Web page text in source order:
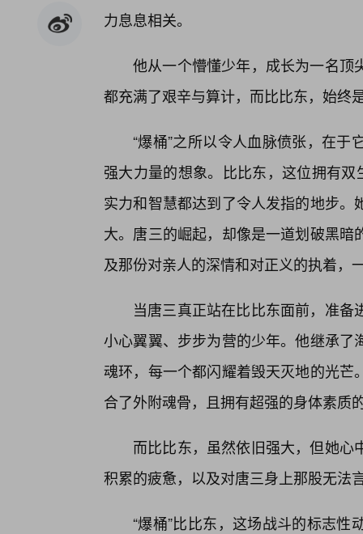
力息息相关。
他从一个懵懂少年，成长为一名顶
都充满了艰辛与算计，而比比东，始终
“爆桶”之所以令人血脉偾张，在
强大力量的想象。比比东，这位拥有
实力和智慧都达到了令人发指的地步
大。唐三的崛起，却像是一道划破黑
及那份对亲人的深情和对正义的执着，
当唐三真正站在比比东面前，准
小心翼翼、步步为营的少年。他继承
魂环，每一个都闪耀着毁天灭地的光
合了外附魂骨，且拥有超强的身体素质
而比比东，虽然依旧强大，但她
积累的疲惫，以及对唐三身上那股无法
“爆桶”比比东，这场战斗的标志